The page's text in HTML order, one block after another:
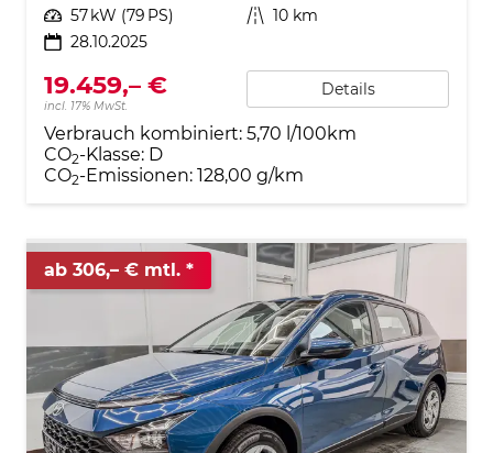
Leistung 57 kW (79 PS) Kilometerstand 10 km
28.10.2025
19.459,– €
incl. 17% MwSt.
Details
Verbrauch kombiniert: 5,70 l/100km
CO2-Klasse: D
CO2-Emissionen: 128,00 g/km
ab 306,– € mtl.